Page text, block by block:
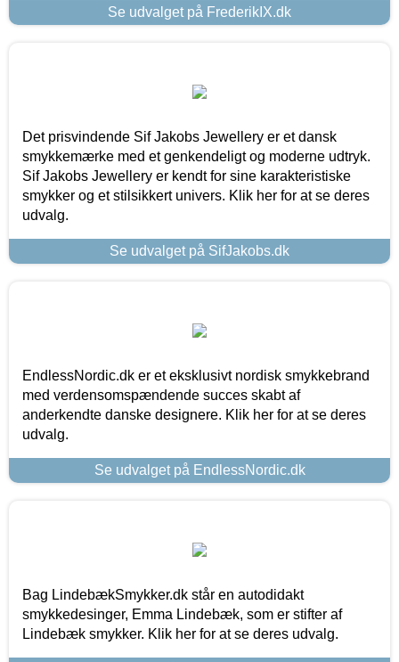
Se udvalget på FrederikIX.dk
Det prisvindende Sif Jakobs Jewellery er et dansk
smykkemærke med et genkendeligt og moderne udtryk.
Sif Jakobs Jewellery er kendt for sine karakteristiske
smykker og et stilsikkert univers. Klik her for at se deres
udvalg.
Se udvalget på SifJakobs.dk
EndlessNordic.dk er et eksklusivt nordisk smykkebrand
med verdensomspændende succes skabt af
anderkendte danske designere. Klik her for at se deres
udvalg.
Se udvalget på EndlessNordic.dk
Bag LindebækSmykker.dk står en autodidakt
smykkedesinger, Emma Lindebæk, som er stifter af
Lindebæk smykker. Klik her for at se deres udvalg.